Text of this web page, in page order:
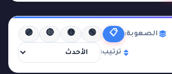
الصعوبة: 📋
🟢
🟡
🔴
🟣
ترتيب: